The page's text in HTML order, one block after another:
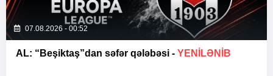
07.08.2026 - 00:52
AL: “Beşiktaş”dan səfər qələbəsi - YENİLƏNİB